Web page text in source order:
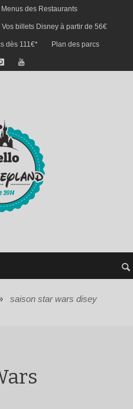
Menus des Restaurants
Vos billets Disney à partir de 56€
dès 111€* Plan des parcs
saison star wars disey